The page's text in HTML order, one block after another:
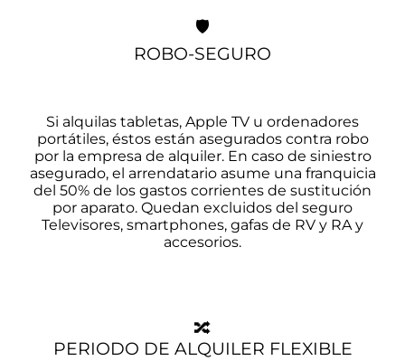
🛡️
ROBO-SEGURO
Si alquilas tabletas, Apple TV u ordenadores
portátiles, éstos están asegurados contra robo
por la empresa de alquiler. En caso de siniestro
asegurado, el arrendatario asume una franquicia
del 50% de los gastos corrientes de sustitución
por aparato. Quedan excluidos del seguro
Televisores, smartphones, gafas de RV y RA y
accesorios.
🔀
PERIODO DE ALQUILER FLEXIBLE